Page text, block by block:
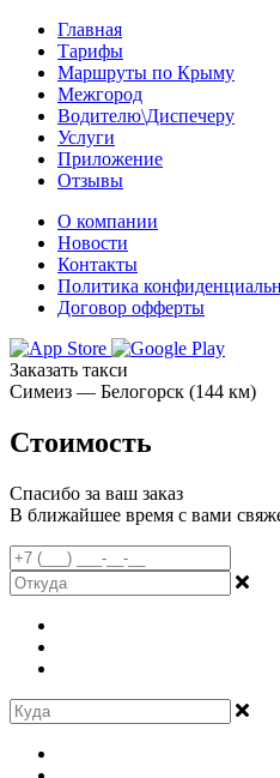
Главная
Тарифы
Маршруты по Крыму
Межгород
Водителю\Диспечеру
Услуги
Приложение
Отзывы
О компании
Новости
Контакты
Политика
Договор офферты
Заказать такси
Симеиз — Белогорск (144 км)
Стоимость
Спасибо за ваш заказ
В ближайшее время с вами